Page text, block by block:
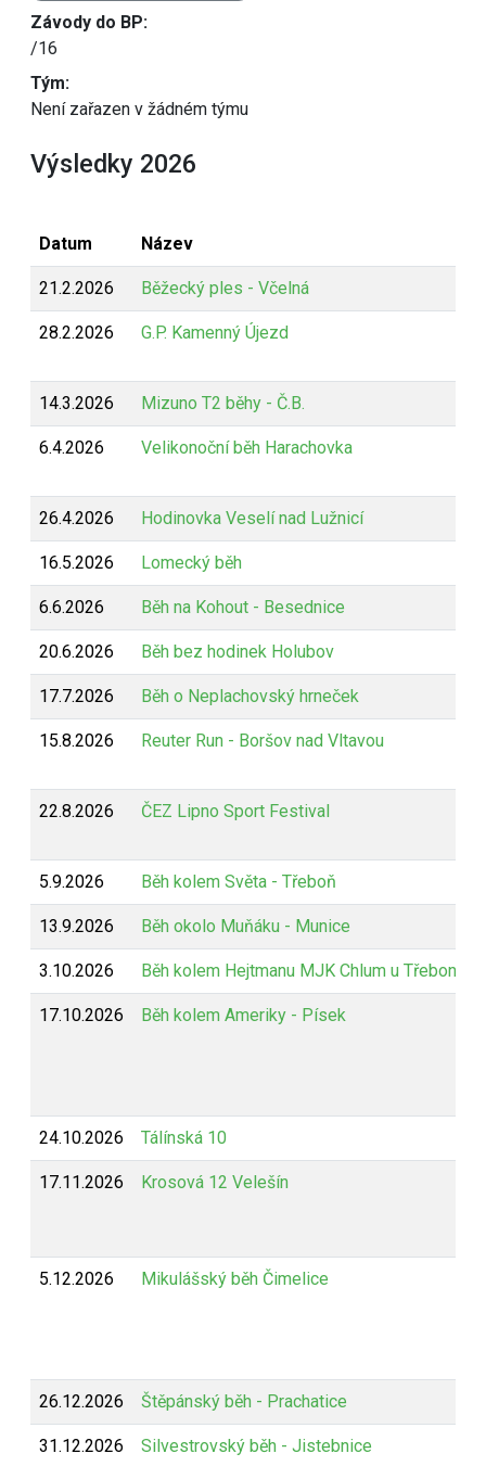
Závody do BP:
/16
Tým:
Není zařazen v žádném týmu
Výsledky 2026
Datum Název
21.2.2026 Běžecký ples - Včelná
28.2.2026 G.P. Kamenný Újezd
14.3.2026 Mizuno T2 běhy - Č.B.
6.4.2026 Velikonoční běh Harachovka
26.4.2026 Hodinovka Veselí nad Lužnicí
16.5.2026 Lomecký běh
6.6.2026 Běh na Kohout - Besednice
20.6.2026 Běh bez hodinek Holubov
17.7.2026 Běh o Neplachovský hrneček
15.8.2026 Reuter Run - Boršov nad Vltavou
22.8.2026 ČEZ Lipno Sport Festival
5.9.2026 Běh kolem Světa - Třeboň
13.9.2026 Běh okolo Muňáku - Munice
3.10.2026 Běh kolem Hejtmanu MJK Chlum u Třeboně
17.10.2026 Běh kolem Ameriky - Písek
24.10.2026 Tálínská 10
17.11.2026 Krosová 12 Velešín
5.12.2026 Mikulášský běh Čimelice
26.12.2026 Štěpánský běh - Prachatice
31.12.2026 Silvestrovský běh - Jistebnice